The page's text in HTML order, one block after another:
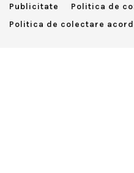
Publicitate
Politica de
Politica de colectare